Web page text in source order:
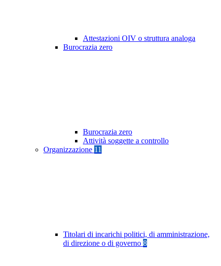
Attestazioni OIV o struttura analoga
Burocrazia zero
Burocrazia zero
Attività soggette a controllo
Organizzazione 11
Titolari di incarichi politici, di amministrazione,
di direzione o di governo 8